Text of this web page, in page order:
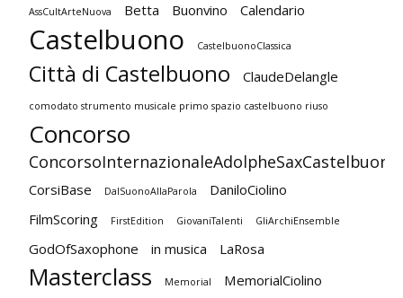
AssCultArteNuova Betta Buonvino Calendario
Castelbuono CastelbuonoClassica
Città di Castelbuono ClaudeDelangle
comodato strumento musicale primo spazio castelbuono riuso
Concorso
ConcorsoInternazionaleAdolpheSaxCastelbuono
CorsiBase DalSuonoAllaParola
DaniloCiolino
FilmScoring
FirstEdition GiovaniTalenti GliArchiEnsemble
GodOfSaxophone in musica LaRosa
Masterclass Memorial
MemorialCiolino